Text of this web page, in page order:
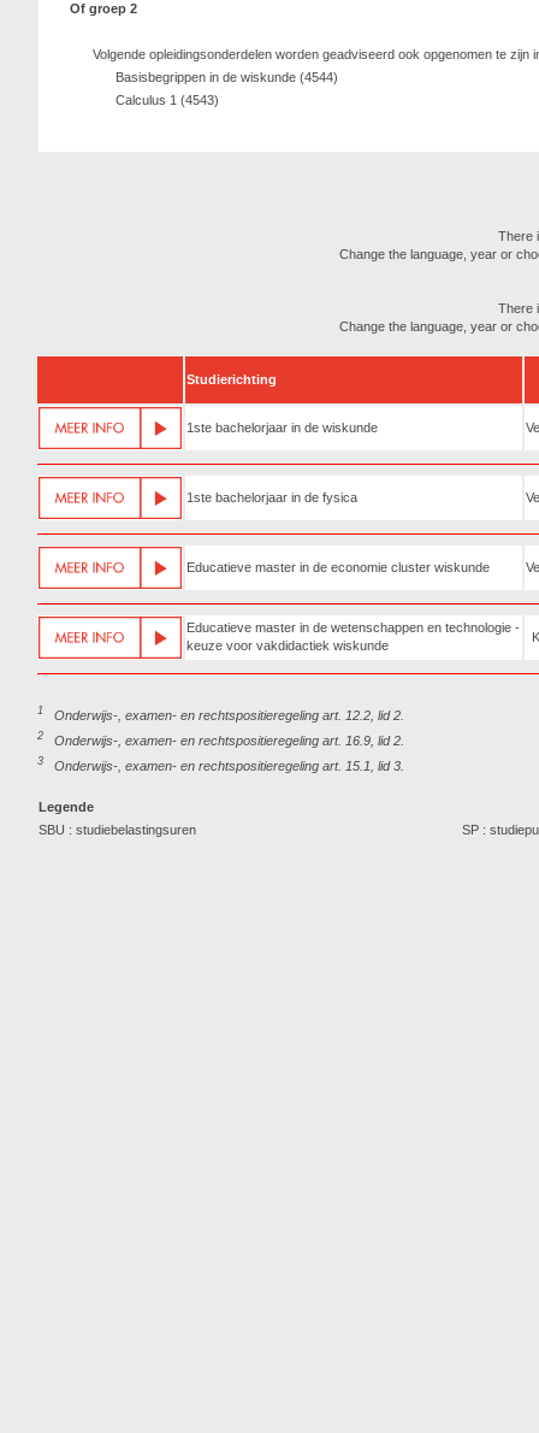
Of groep 2
Volgende opleidingsonderdelen worden geadviseerd ook opgenomen te zijn
Basisbegrippen in de wiskunde (4544)
Calculus 1 (4543)
There
Change the language, year or
There
Change the language, year or
Studierichting
1ste bachelorjaar in de wiskunde
1ste bachelorjaar in de fysica
Educatieve master in de economie cluster wiskunde
Educatieve master in de wetenschappen en technologie -
keuze voor vakdidactiek wiskunde
1 Onderwijs-, examen- en rechtspositieregeling art. 12.2, lid 2.
2 Onderwijs-, examen- en rechtspositieregeling art. 16.9, lid 2.
3 Onderwijs-, examen- en rechtspositieregeling art. 15.1, lid 3.
Legende
SBU : studiebelastingsuren
SP :